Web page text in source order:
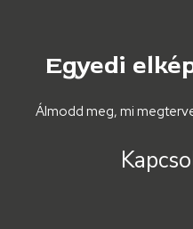
Egyedi
Álmodd meg, mi